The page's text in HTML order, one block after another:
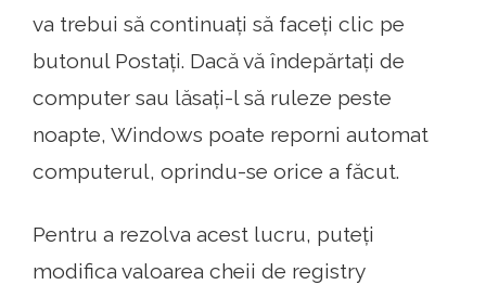
va trebui să continuați să faceți clic pe
butonul Postați. Dacă vă îndepărtați de
computer sau lăsați-l să ruleze peste
noapte, Windows poate reporni automat
computerul, oprindu-se orice a făcut.
Pentru a rezolva acest lucru, puteți
modifica valoarea cheii de registry